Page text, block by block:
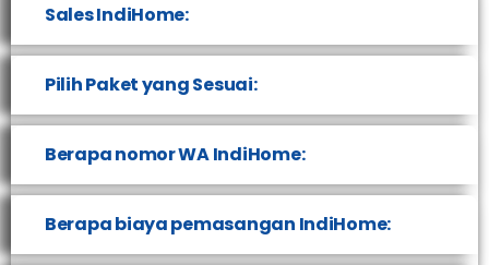
Sales IndiHome:
Pilih Paket yang Sesuai:
Berapa nomor WA IndiHome:
Berapa biaya pemasangan IndiHome: